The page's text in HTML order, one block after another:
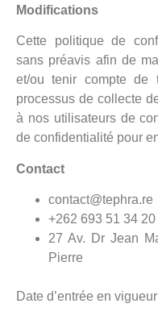
Modifications
Cette politique de
sans préavis afin de
et/ou tenir compte de
processus de collecte
à nos utilisateurs de
de confidentialité pour
Contact
contact@tephra.re
+262 693 51 34 20
27 Av. Dr Jean
Pierre
Date d’entrée en